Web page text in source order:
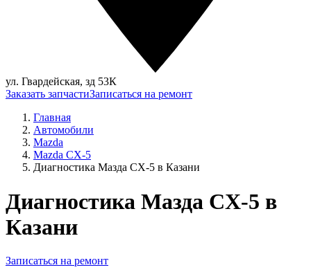
ул. Гвардейская, зд 53К
Заказать запчастиЗаписаться на ремонт
Главная
Автомобили
Mazda
Mazda CX-5
Диагностика Мазда CX-5 в Казани
Диагностика Мазда CX-5 в
Казани
Записаться на ремонт